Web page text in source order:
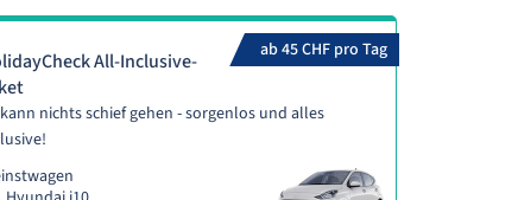
ab 45 CHF pro Tag
All-Inclusive-
nichts schief gehen - sorgenlos und alles